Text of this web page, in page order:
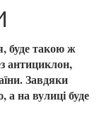
буде такою ж
антициклон,
Завдяки
а на вулиці буде